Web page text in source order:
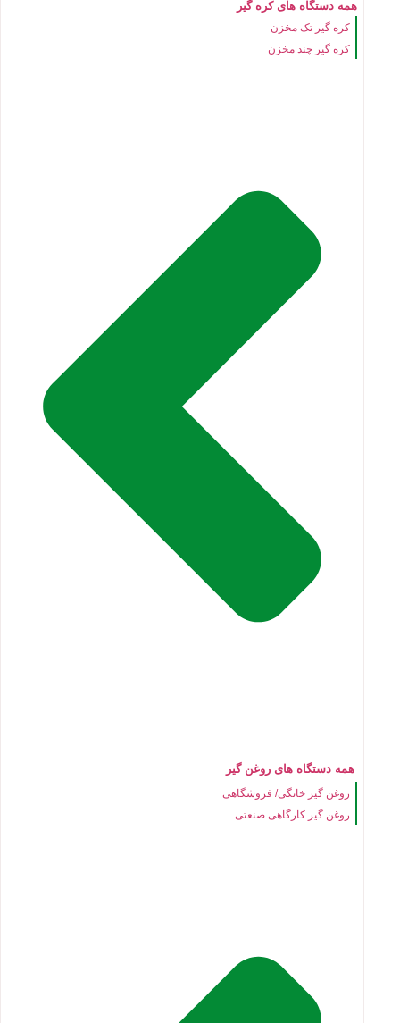
همه دستگاه های کره گیر
کره گیر تک مخزن
کره گیر چند مخزن
همه دستگاه های روغن گیر
روغن گیر خانگی/ فروشگاهی
روغن گیر کارگاهی صنعتی